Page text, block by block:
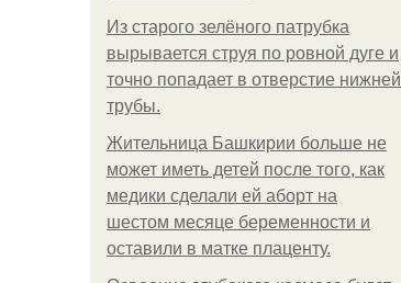
Из старого зелёного патрубка
вырывается струя по ровной дуге и
точно попадает в отверстие нижней
трубы.
Жительница Башкирии больше не
может иметь детей после того, как
медики сделали ей аборт на
шестом месяце беременности и
оставили в матке плаценту.